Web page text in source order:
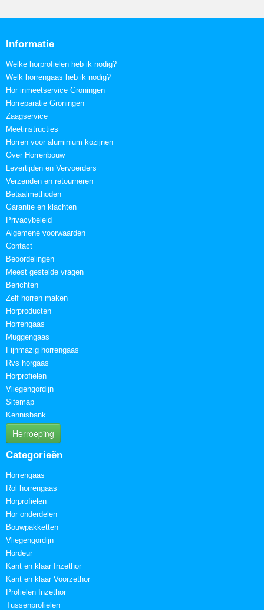
Informatie
Welke horprofielen heb ik nodig?
Welk horrengaas heb ik nodig?
Hor inmeetservice Groningen
Horreparatie Groningen
Zaagservice
Meetinstructies
Horren voor aluminium kozijnen
Over Horrenbouw
Levertijden en Vervoerders
Verzenden en retourneren
Betaalmethoden
Garantie en klachten
Privacybeleid
Algemene voorwaarden
Contact
Beoordelingen
Meest gestelde vragen
Berichten
Zelf horren maken
Horproducten
Horrengaas
Muggengaas
Fijnmazig horrengaas
Rvs horgaas
Horprofielen
Vliegengordijn
Sitemap
Kennisbank
Herroeping
Categorieën
Horrengaas
Rol horrengaas
Horprofielen
Hor onderdelen
Bouwpakketten
Vliegengordijn
Hordeur
Kant en klaar Inzethor
Kant en klaar Voorzethor
Profielen Inzethor
Tussenprofielen